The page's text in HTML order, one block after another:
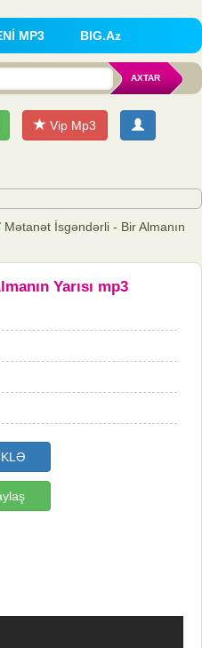
MP3 BIG.Az
Vip Mp3
Mətanət İsgəndərli - Bir Almanın
Yarısı mp3